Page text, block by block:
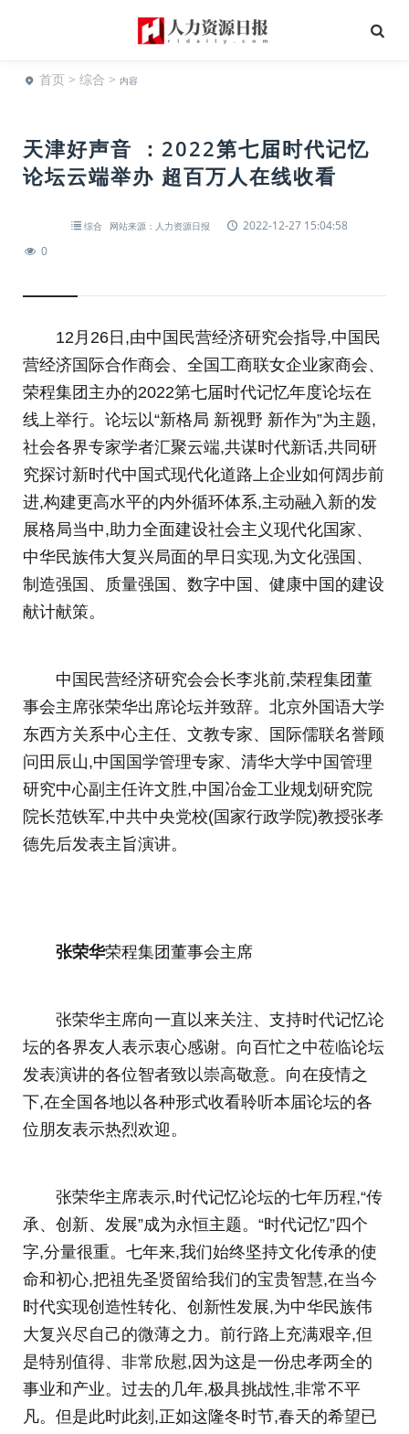
首页 > 综合 > 内容
天津好声音 ：2022第七届时代记忆
论坛云端举办 超百万人在线收看
综合 网站来源：人力资源日报
2022-12-27 15:04:58
0
12月26日,由中国民营经济研究会指导,中国民
营经济国际合作商会、全国工商联女企业家商会、
荣程集团主办的2022第七届时代记忆年度论坛在
线上举行。论坛以“新格局 新视野 新作为”为主题,
社会各界专家学者汇聚云端,共谋时代新话,共同研
究探讨新时代中国式现代化道路上企业如何阔步前
进,构建更高水平的内外循环体系,主动融入新的发
展格局当中,助力全面建设社会主义现代化国家、
中华民族伟大复兴局面的早日实现,为文化强国、
制造强国、质量强国、数字中国、健康中国的建设
献计献策。
中国民营经济研究会会长李兆前,荣程集团董
事会主席张荣华出席论坛并致辞。北京外国语大学
东西方关系中心主任、文教专家、国际儒联名誉顾
问田辰山,中国国学管理专家、清华大学中国管理
研究中心副主任许文胜,中国冶金工业规划研究院
院长范铁军,中共中央党校(国家行政学院)教授张孝
德先后发表主旨演讲。
张荣华荣程集团董事会主席
张荣华主席向一直以来关注、支持时代记忆论
坛的各界友人表示衷心感谢。向百忙之中莅临论坛
发表演讲的各位智者致以崇高敬意。向在疫情之
下,在全国各地以各种形式收看聆听本届论坛的各
位朋友表示热烈欢迎。
张荣华主席表示,时代记忆论坛的七年历程,“传
承、创新、发展”成为永恒主题。“时代记忆”四个
字,分量很重。七年来,我们始终坚持文化传承的使
命和初心,把祖先圣贤留给我们的宝贵智慧,在当今
时代实现创造性转化、创新性发展,为中华民族伟
大复兴尽自己的微薄之力。前行路上充满艰辛,但
是特别值得、非常欣慰,因为这是一份忠孝两全的
事业和产业。过去的几年,极具挑战性,非常不平
凡。但是此时此刻,正如这隆冬时节,春天的希望已